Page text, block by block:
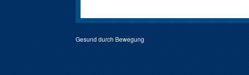
Gesund durch Bewegung